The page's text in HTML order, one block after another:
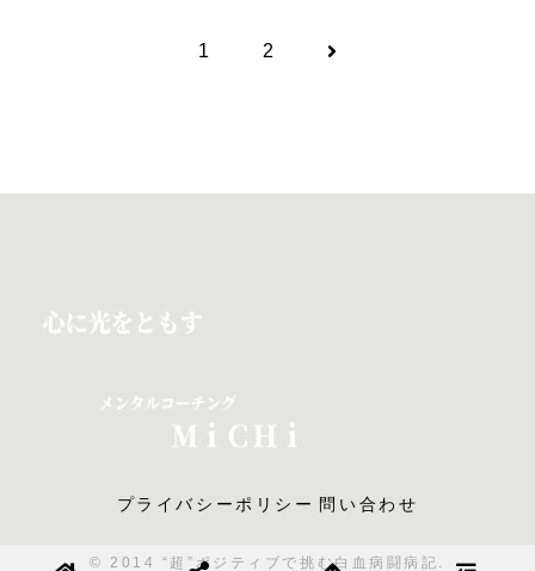
1 2
次
プライバシーポリシー 問い合わせ
© 2014 “超”ポジティブで挑む白血病闘病記.